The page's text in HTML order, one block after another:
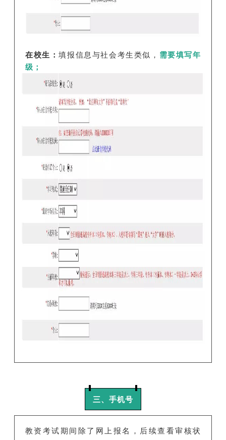
在校生：填报信息与社会考生类似， 需要填写年
级；
三、手机号
教资考试期间除了网上报名，后续查看审核状